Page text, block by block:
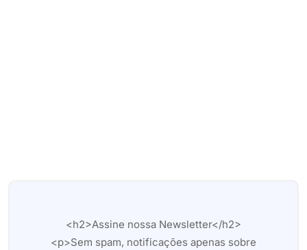
<h2>Assine nossa Newsletter</h2>
<p>Sem spam, notificações apenas sobre